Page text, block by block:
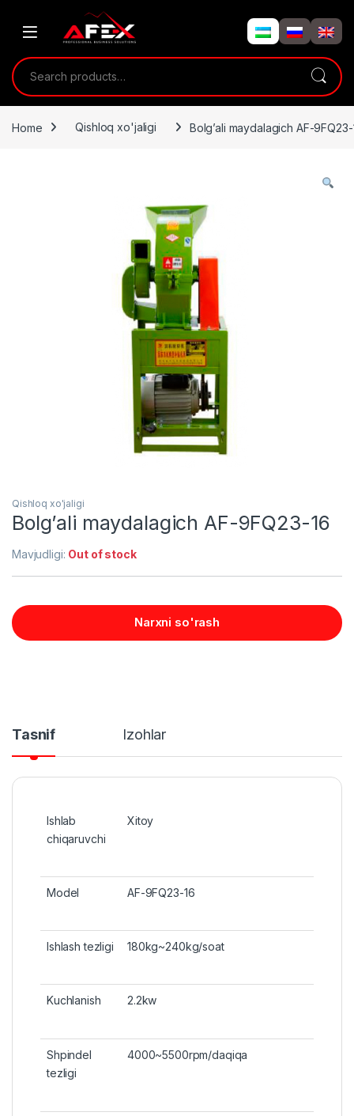
Search for:
Home Qishloq xo'jaligi Bolg’ali maydalagich AF-9FQ23-
Qishloq xo'jaligi
Bolg’ali maydalagich AF-9FQ23-16
Mavjudligi: Out of stock
Narxni so'rash
Tasnif Izohlar
Ishlab
chiqaruvchi
Xitoy
Model AF-9FQ23-16
Ishlash tezligi 180kg~240kg/soat
Kuchlanish 2.2kw
Shpindel
tezligi
4000~5500rpm/daqiqa